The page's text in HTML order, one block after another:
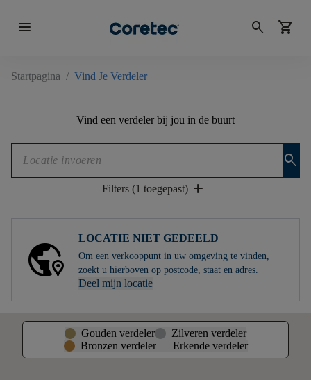
menu search shopping_cart
Startpagina / Vind Je Verdeler
Vind een verdeler bij jou in de buurt
search
Filters (1 toegepast) add
LOCATIE NIET GEDEELD
Om een ​​verkooppunt in uw omgeving te vinden,
zoekt u hierboven op postcode, staat en adres.
Deel mijn locatie
Gouden verdeler
Zilveren verdeler
Bronzen verdeler
Erkende verdeler